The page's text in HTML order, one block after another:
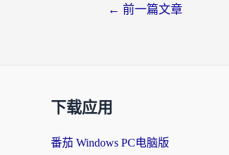
← 前一篇文章
下载应用
番茄 Windows PC电脑版